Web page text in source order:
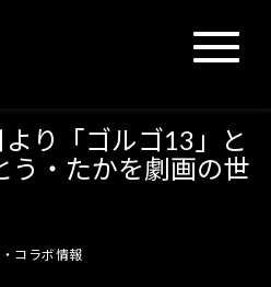
N
a
t
り「ゴルゴ13」と
う・たかを劇画の世
コラボ情報